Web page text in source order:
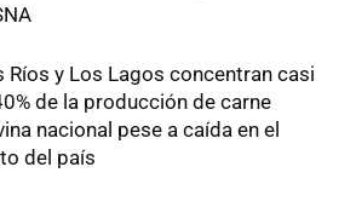
Ríos y Los Lagos concentran casi
de la producción de carne
nacional pese a caída en el
del país